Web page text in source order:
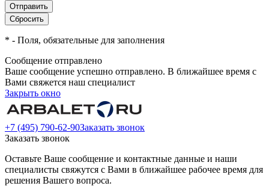
* - Поля, обязательные для заполнения
Сообщение отправлено
Ваше сообщение успешно отправлено. В ближайшее время с
Вами свяжется наш специалист
Закрыть окно
+7 (495) 790-62-90Заказать звонок
Заказать звонок
Оставьте Ваше сообщение и контактные данные и наши
специалисты свяжутся с Вами в ближайшее рабочее время для
решения Вашего вопроса.